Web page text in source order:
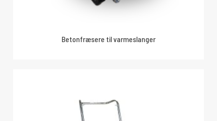
Betonfræsere til varmeslanger